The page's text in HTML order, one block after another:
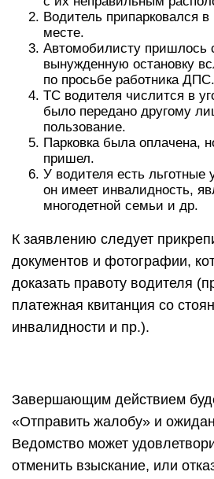
Водитель припарковался
месте.
Автомобилисту пришлось
вынужденную остановку
по просьбе работника ДПС.
ТС водителя числится в
было передано другому
пользование.
Парковка была оплачена,
пришел.
У водителя есть льготные
он имеет инвалидность,
многодетной семьи и др.
К заявлению следует
документов и фотографии,
доказать правоту водителя
платежная квитанция со
инвалидности и пр.).
Завершающим действием
«Отправить жалобу» и
Ведомство может
отменить взыскание, или